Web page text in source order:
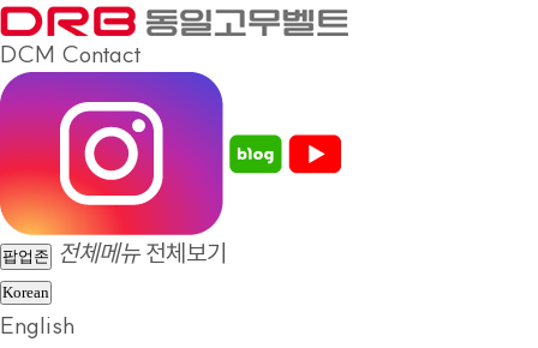
DCM Contact
팝업존 전체메뉴 전체보기
Korean
English